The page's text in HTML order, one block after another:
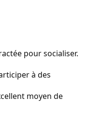
pour socialiser.
à des
moyen de